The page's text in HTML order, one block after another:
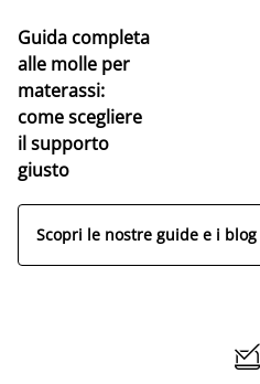
Guida completa
alle molle per
materassi:
come scegliere
il supporto
giusto
Scopri le nostre guide e i blog
